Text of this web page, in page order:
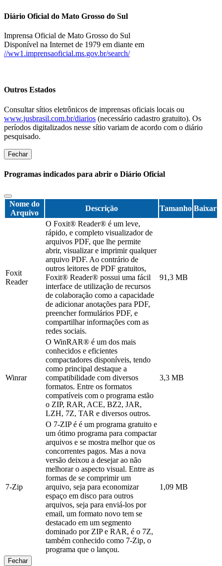
Diário Oficial do Mato Grosso do Sul
Imprensa Oficial de Mato Grosso do Sul
Disponível na Internet de 1979 em diante em
//ww1.imprensaoficial.ms.gov.br/search/
Outros Estados
Consultar sítios eletrônicos de imprensas oficiais locais ou
www.jusbrasil.com.br/diarios (necessário cadastro gratuito). Os
períodos digitalizados nesse sítio variam de acordo com o diário
pesquisado.
Fechar
Programas indicados para abrir o Diário Oficial
Nome do
Arquivo
Descrição Tamanho Baixar
Foxit
Reader
O Foxit® Reader® é um leve,
rápido, e completo visualizador de
arquivos PDF, que lhe permite
abrir, visualizar e imprimir qualquer
arquivo PDF. Ao contrário de
outros leitores de PDF gratuitos,
Foxit® Reader® possui uma fácil
interface de utilização de recursos
de colaboração como a capacidade
de adicionar anotações para PDF,
preencher formulários PDF, e
compartilhar informações com as
redes sociais.
91,3 MB
Winrar
O WinRAR® é um dos mais
conhecidos e eficientes
compactadores disponíveis, tendo
como principal destaque a
compatibilidade com diversos
formatos. Entre os formatos
compatíveis com o programa estão
o ZIP, RAR, ACE, BZ2, JAR,
LZH, 7Z, TAR e diversos outros.
3,3 MB
7-Zip
O 7-ZIP é é um programa gratuito e
um ótimo programa para compactar
arquivos e se mostra melhor que os
concorrentes pagos. Mas a nova
versão deixou a desejar ao não
melhorar o aspecto visual. Entre as
formas de se comprimir um
arquivo, seja para economizar
espaço em disco para outros
arquivos, seja para enviá-los por
email, um formato novo tem se
destacado em um segmento
dominado por ZIP e RAR, é o 7Z,
também conhecido como 7-Zip, o
programa que o lançou.
1,09 MB
Fechar